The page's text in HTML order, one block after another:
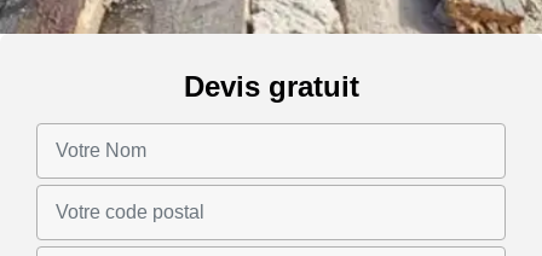
Devis gratuit